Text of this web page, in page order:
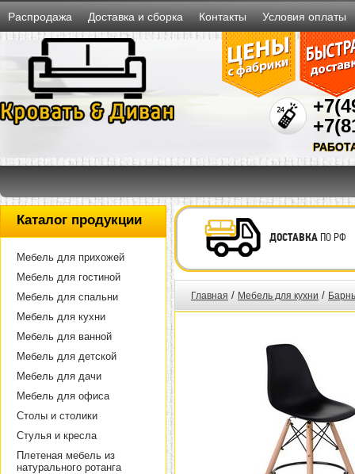
Распродажа Доставка и сборка Контакты Условия оплаты
Каталог продукции
Мебель для прихожей
Мебель для гостиной
Мебель для спальни
Мебель для кухни
Мебель для ванной
Мебель для детской
Мебель для дачи
Мебель для офиса
Столы и столики
Стулья и кресла
Плетеная мебель из
натурального ротанга
ДОСТАВКАПО РФ
Главная / Мебель для кухни /